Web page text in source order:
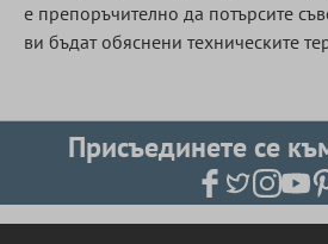
е препоръчително да потърсите
ви бъдат обяснени техническите
Присъединете се